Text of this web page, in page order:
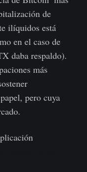
de
ilíquidos está
en el caso de
daba respaldo).
más
pero cuya